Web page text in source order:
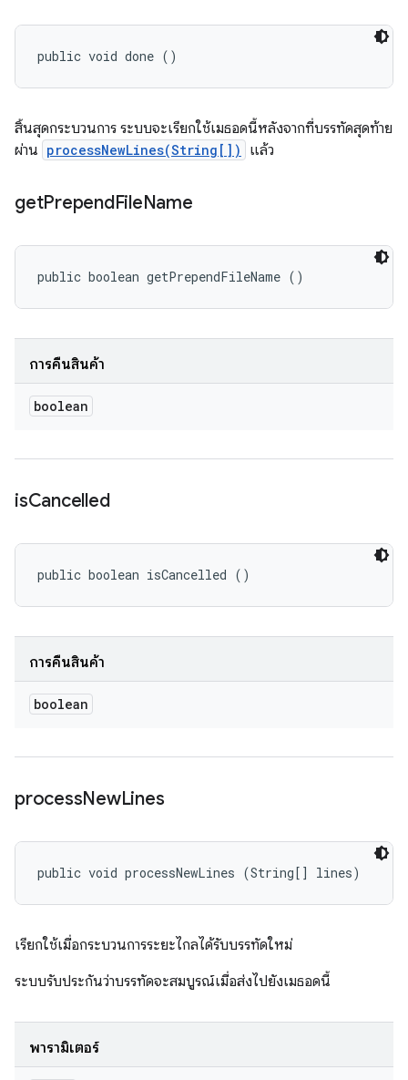
public void done ()
สิ้นสุดกระบวนการ ระบบจะเรียกใช้เมธอดนี้หลังจากที่บรรทัดสุดท้าย
ผ่าน processNewLines(String[]) แล้ว
getPrependFileName
public boolean getPrependFileName ()
การคืนสินค้า
boolean
isCancelled
public boolean isCancelled ()
การคืนสินค้า
boolean
processNewLines
public void processNewLines (String[] lines)
เรียกใช้เมื่อกระบวนการระยะไกลได้รับบรรทัดใหม่
ระบบรับประกันว่าบรรทัดจะสมบูรณ์เมื่อส่งไปยังเมธอดนี้
พารามิเตอร์